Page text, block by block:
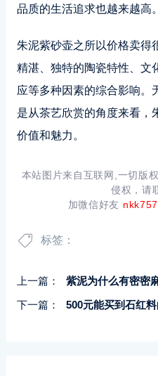
品质的生活追求也越来越高。
朱泥紫砂壶之所以价格卖得
精湛、独特的陶瓷特性、文
应等多种因素的综合影响。
是从茶艺欣赏的角度来看，
价值和魅力。
本站图片来自互联网,一切版
侵权，请
加微信好友
标签：
上一篇：
紫泥为什么有密密
下一篇：
500元能买到石红